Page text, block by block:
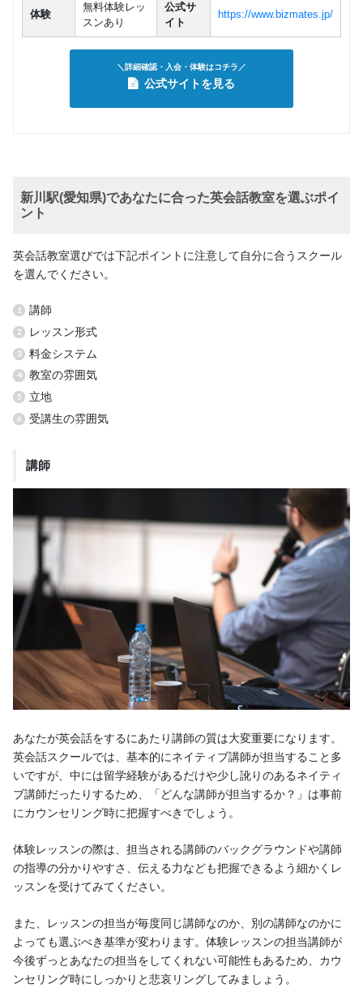
体験
無料体験レッ
スンあり
公式サ
イト
https://www.bizmates.jp/
＼詳細確認・入会・体験はコチラ／
公式サイトを見る
新川駅(愛知県)であなたに合った英会話教室を選ぶポイ
ント
英会話教室選びでは下記ポイントに注意して自分に合うスクール
を選んでください。
講師
レッスン形式
料金システム
教室の雰囲気
立地
受講生の雰囲気
講師
あなたが英会話をするにあたり講師の質は大変重要になります。
英会話スクールでは、基本的にネイティブ講師が担当すること多
いですが、中には留学経験があるだけや少し訛りのあるネイティ
ブ講師だったりするため、「どんな講師が担当するか？」は事前
にカウンセリング時に把握すべきでしょう。
体験レッスンの際は、担当される講師のバックグラウンドや講師
の指導の分かりやすさ、伝える力なども把握できるよう細かくレ
ッスンを受けてみてください。
また、レッスンの担当が毎度同じ講師なのか、別の講師なのかに
よっても選ぶべき基準が変わります。体験レッスンの担当講師が
今後ずっとあなたの担当をしてくれない可能性もあるため、カウ
ンセリング時にしっかりと悲哀リングしてみましょう。